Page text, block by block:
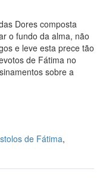
Dores composta
o fundo da alma, não
e leve esta prece tão
de Fátima no
sobre a
de Fátima,